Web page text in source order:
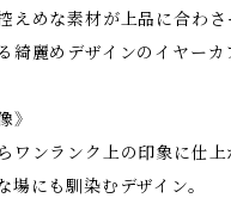
えめな素材が上品に合わさ
綺麗めデザインのイヤーカ
》
ワンランク上の印象に仕上
場にも馴染むデザイン。